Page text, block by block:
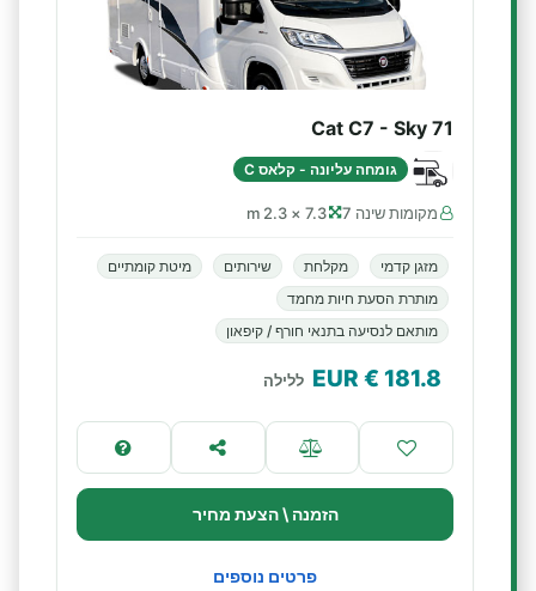
Cat C7 - Sky 71
גומחה עליונה - קלאס C
מקומות שינה 7 7.3 × 2.3 m
מזגן קדמי מקלחת שירותים
מיטת קומתיים
מותרת הסעת חיות מחמד
מותאם לנסיעה בתנאי חורף / קיפאון
181.8
€ EUR ללילה
הזמנה \ הצעת מחיר
פרטים נוספים